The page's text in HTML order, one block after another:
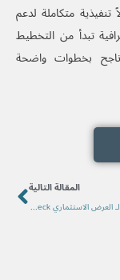
متكاملة لدعم
تبدأ من التخطيط
بخطوات واضحة
المقالة التالية
المحتوى المعياري لـ العرض الاستثماري Pitch Deck